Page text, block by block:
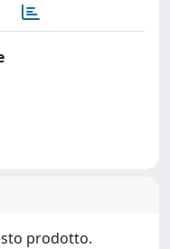
prodotto.